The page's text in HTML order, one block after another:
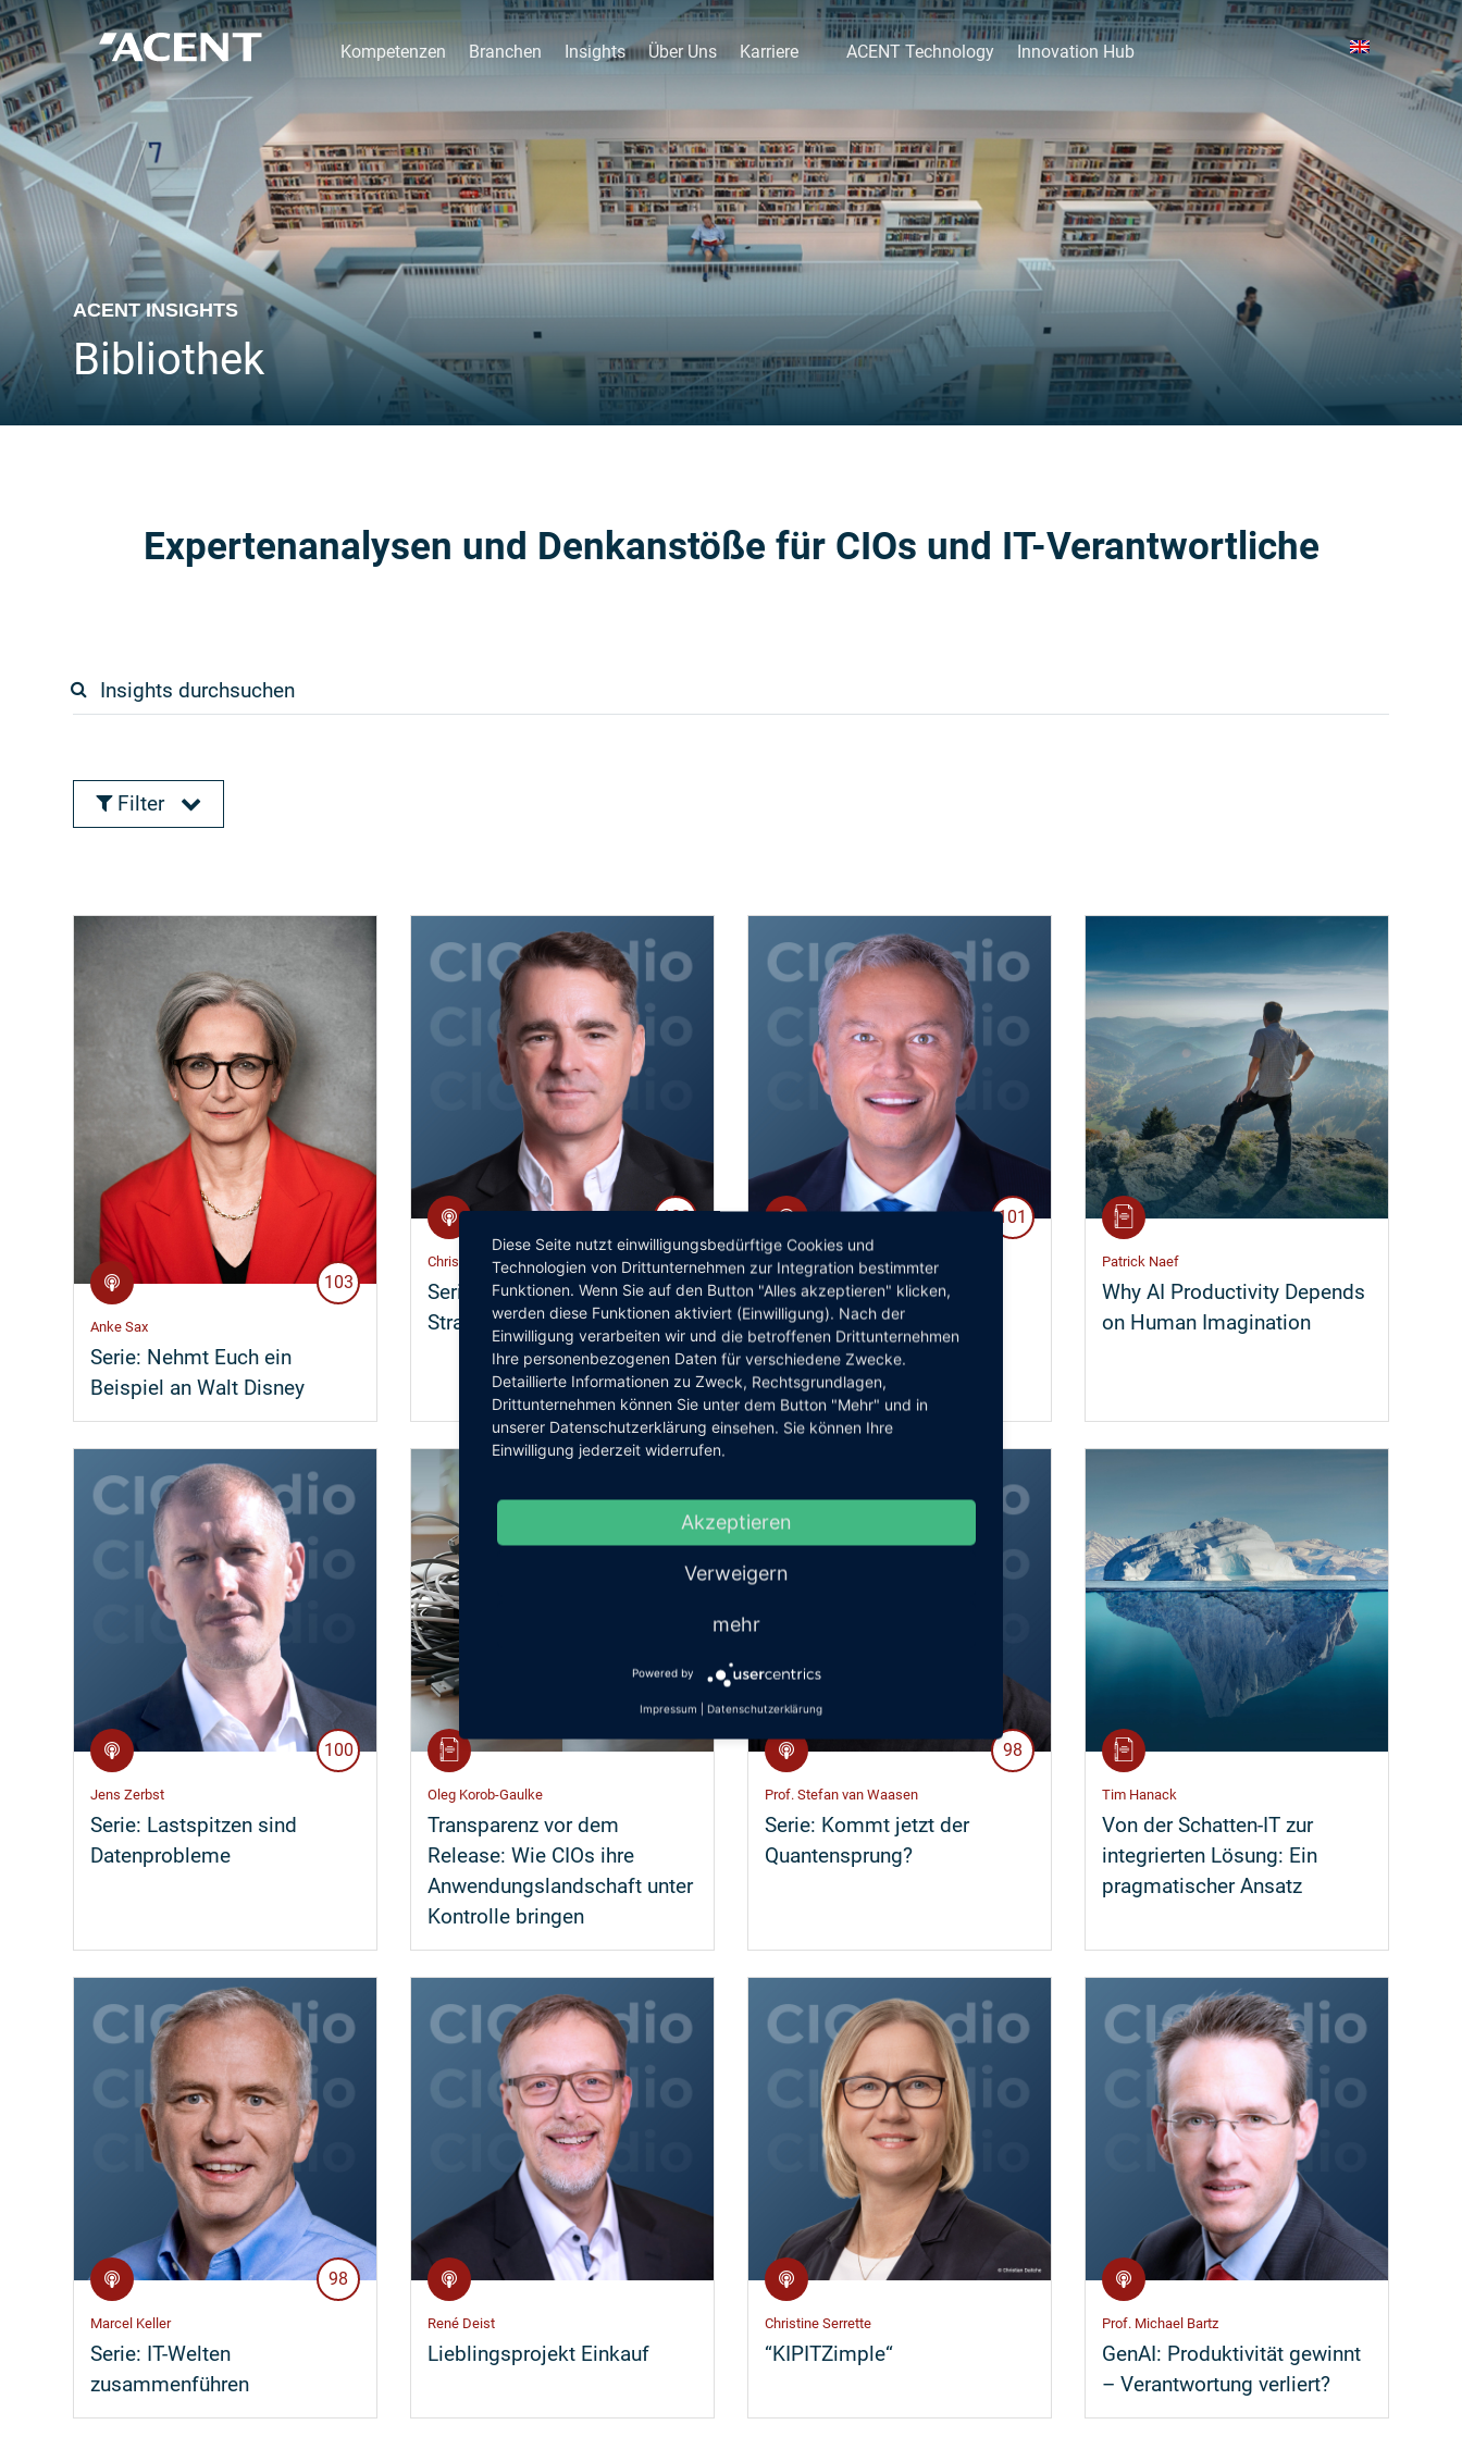
Kompetenzen Branchen Insights Über Uns Karriere ACENT Technology Innovation Hub
ACENT INSIGHTS
Bibliothek
Expertenanalysen und Denkanstöße für CIOs und IT-Verantwortliche
Filter
103
Anke Sax
Serie: Nehmt Euch ein
Beispiel an Walt Disney
102
Christoph Straub
Serie:
KI mit Struktur auf die
Straße bringen
101
Manfred Boudreaux-Dehmer
Serie:CIOs können gute
CISOs sein
Patrick Naef
Why AI Productivity Depends
on Human Imagination
100
Jens Zerbst
Serie: Lastspitzen sind
Datenprobleme
Oleg Korob-Gaulke
Transparenz vor dem
Release: Wie CIOs ihre
Anwendungslandschaft unter
Kontrolle bringen
98
Prof. Stefan van Waasen
Serie: Kommt jetzt der
Quantensprung?
Tim Hanack
Von der Schatten-IT zur
integrierten Lösung: Ein
pragmatischer Ansatz
98
Marcel Keller
Serie: IT-Welten
zusammenführen
René Deist
Lieblingsprojekt Einkauf
Christine Serrette
“KIPITZimple“
Prof. Michael Bartz
GenAI: Produktivität gewinnt
– Verantwortung verliert?
Diese Seite nutzt einwilligungsbedürftige Cookies und
Technologien von Drittunternehmen zur Integration bestimmter
Funktionen. Wenn Sie auf den Button "Alles akzeptieren" klicken,
werden diese Funktionen aktiviert (Einwilligung). Nach der
Einwilligung verarbeiten wir und die betroffenen Drittunternehmen
Ihre personenbezogenen Daten für verschiedene Zwecke.
Detaillierte Informationen zu Zweck, Rechtsgrundlagen,
Drittunternehmen können Sie unter dem Button "Mehr" und in
unserer Datenschutzerklärung einsehen. Sie können Ihre
Einwilligung jederzeit widerrufen.
Akzeptieren
Verweigern
mehr
Powered by
Impressum | Datenschutzerklärung